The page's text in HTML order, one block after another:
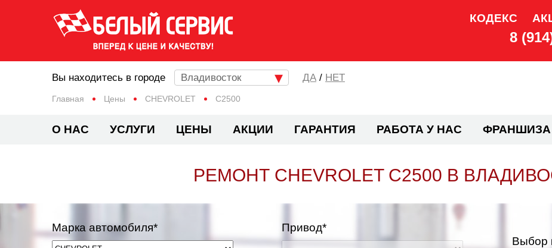
КОДЕКС
8
Главная Цены CHEVROLET C2500
Вы находитесь в городе Владивосток / НЕТ
О НАС УСЛУГИ ЦЕНЫ АКЦИИ ГАРАНТИЯ РАБОТА У НАС ФРАНШИЗА
РЕМОНТ CHEVROLET C2500 В
Марка автомобиля* Привод*
Выбор